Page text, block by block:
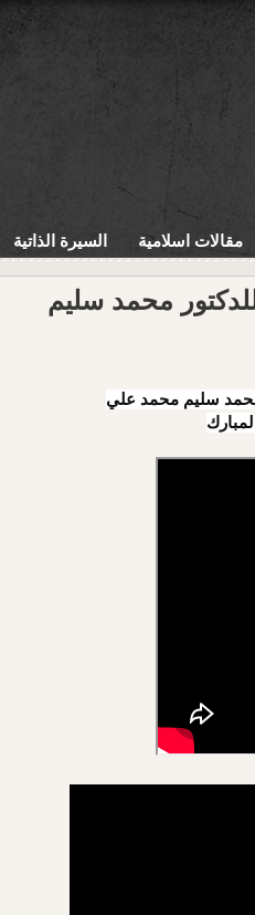
مقالات اسلامية السيرة الذاتية
للدكتور محمد سليم
محمد سليم محمد علي